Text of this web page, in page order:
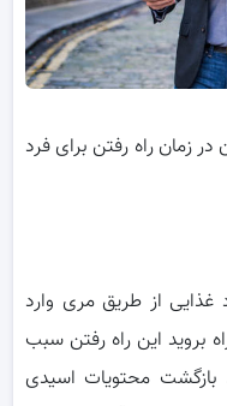
زمان راه رفتن برای فرد
غذایی از طریق مری وارد
بروید این راه رفتن سبب
محتویات اسیدی